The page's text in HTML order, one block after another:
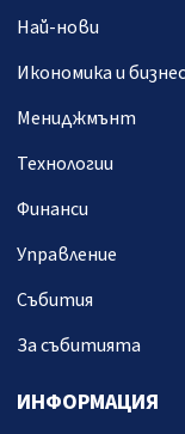
Най-нови
Икономика и бизнес
Мениджмънт
Технологии
Финанси
Управление
Събития
За събитията
ИНФОРМАЦИЯ